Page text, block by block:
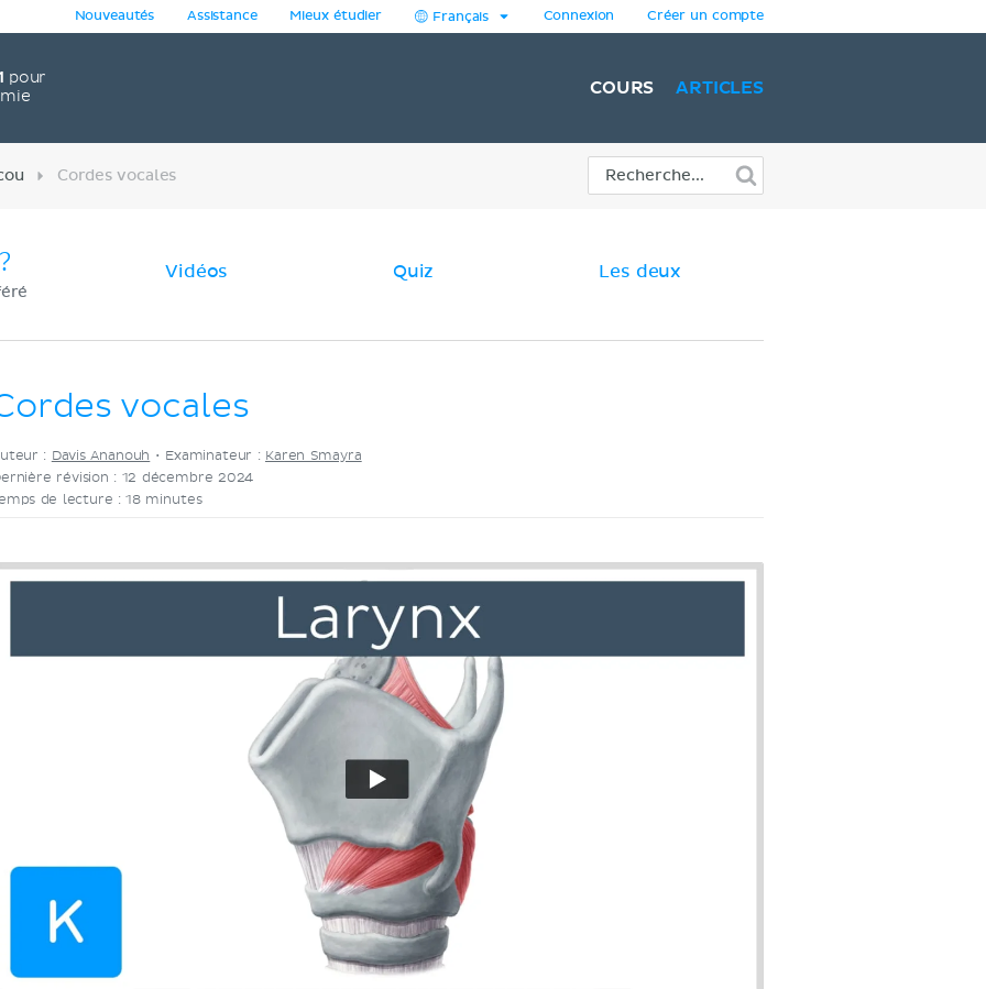
pour
Nouveautés Assistance Mieux étudier Français Connexion Créer un compte
COURS ARTICLES
Cordes vocales
Vidéos Quiz Les deux
vocales
: Davis Ananouh • Examinateur : Karen Smayra
révision : 12 décembre 2024
de lecture : 18 minutes